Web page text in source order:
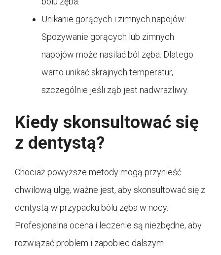
Unikanie gorących i zimnych napojów:
Spożywanie gorących lub zimnych
napojów może nasilać ból zęba. Dlatego
warto unikać skrajnych temperatur,
szczególnie jeśli ząb jest nadwrażliwy.
Kiedy skonsultować się
z dentystą?
Chociaż powyższe metody mogą przynieść
chwilową ulgę, ważne jest, aby skonsultować się z
dentystą w przypadku bólu zęba w nocy.
Profesjonalna ocena i leczenie są niezbędne, aby
rozwiązać problem i zapobiec dalszym